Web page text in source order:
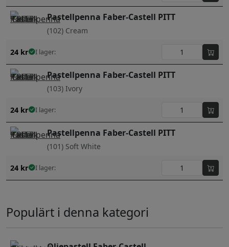
Pastellpenna Faber-Castell PITT
(102) Cream
24 kr I lager:
Pastellpenna Faber-Castell PITT
(103) Ivory
24 kr I lager:
Pastellpenna Faber-Castell PITT
(101) Soft White
24 kr I lager:
Populärt i denna kategori